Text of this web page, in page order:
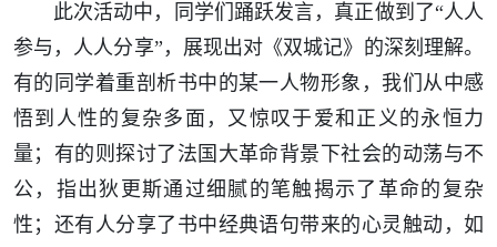
此次活动中，同学们踊跃发言，真正做到了“人人
参与，人人分享”，展现出对《双城记》的深刻理解。
有的同学着重剖析书中的某一人物形象，我们从中感
悟到人性的复杂多面，又惊叹于爱和正义的永恒力
量；有的则探讨了法国大革命背景下社会的动荡与不
公，指出狄更斯通过细腻的笔触揭示了革命的复杂
性；还有人分享了书中经典语句带来的心灵触动，如